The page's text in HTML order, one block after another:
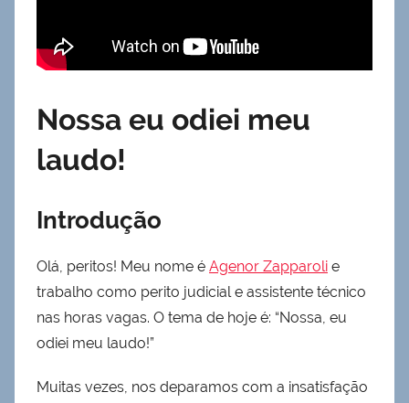
Nossa eu odiei meu
laudo!
Introdução
Olá, peritos! Meu nome é Agenor Zapparoli e
trabalho como perito judicial e assistente técnico
nas horas vagas. O tema de hoje é: “Nossa, eu
odiei meu laudo!”
Muitas vezes, nos deparamos com a insatisfação